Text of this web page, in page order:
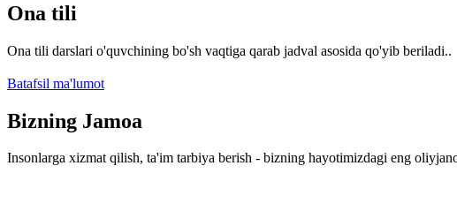
Ona tili
Ona tili darslari o'quvchining bo'sh vaqtiga qarab jadval asosida qo'yib beriladi..
Batafsil ma'lumot
Bizning Jamoa
Insonlarga xizmat qilish, ta'im tarbiya berish - bizning hayotimizdagi eng